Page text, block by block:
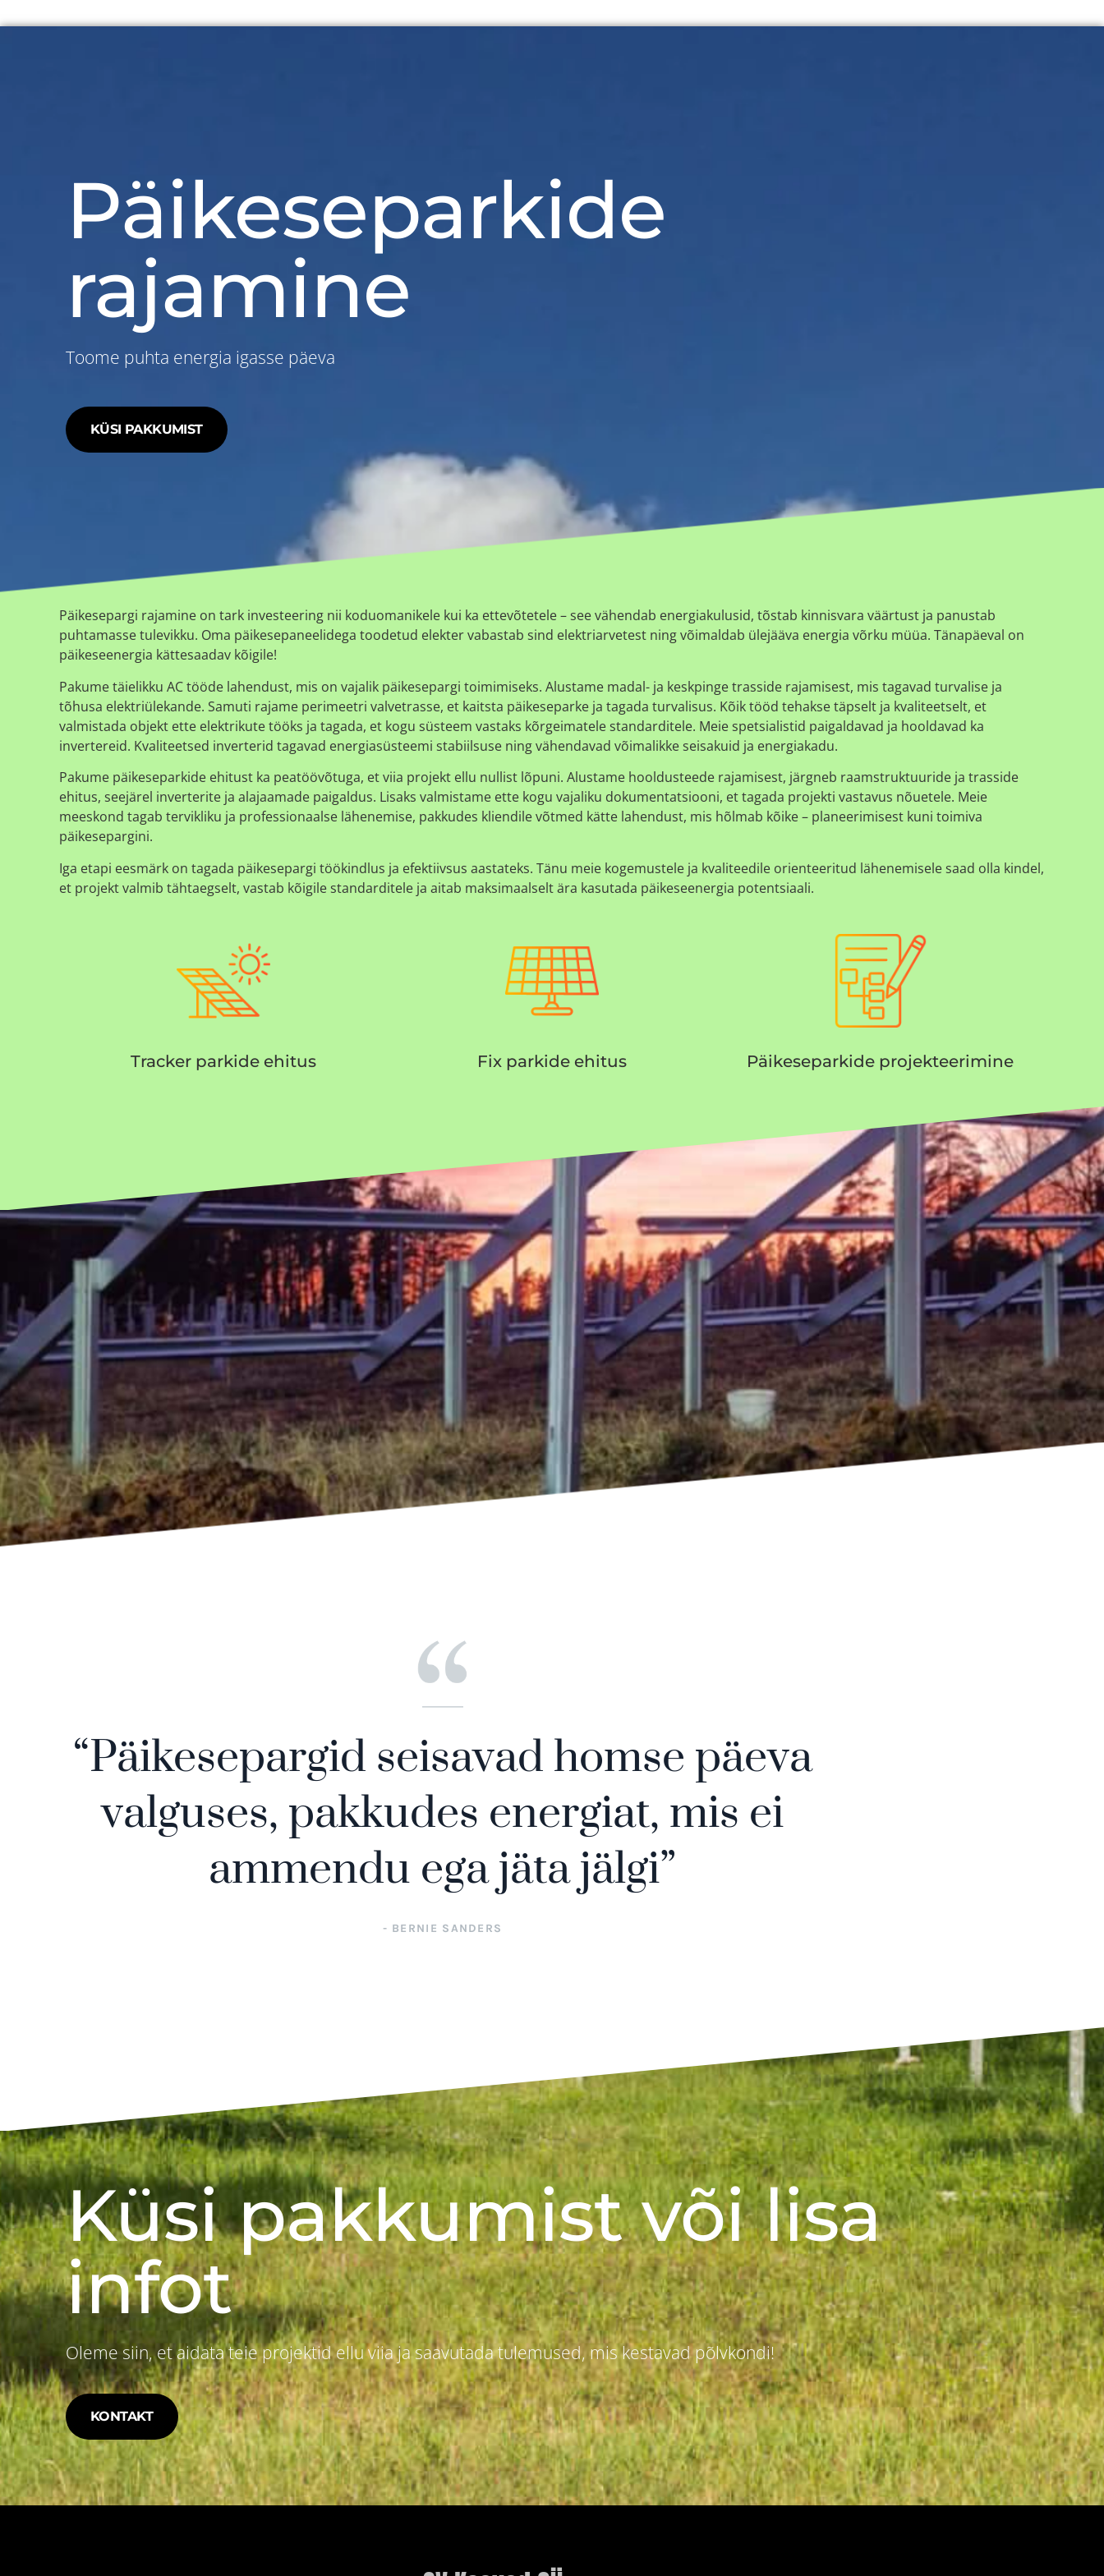
Päikeseparkide
rajamine
Toome puhta energia igasse päeva
KÜSI PAKKUMIST
Päikesepargi rajamine on tark investeering nii koduomanikele kui ka ettevõtetele – see vähendab energiakulusid, tõstab kinnisvara väärtust ja panustab
puhtamasse tulevikku. Oma päikesepaneelidega toodetud elekter vabastab sind elektriarvetest ning võimaldab ülejääva energia võrku müüa. Tänapäeval on
päikeseenergia kättesaadav kõigile!
Pakume täielikku AC tööde lahendust, mis on vajalik päikesepargi toimimiseks. Alustame madal- ja keskpinge trasside rajamisest, mis tagavad turvalise ja
tõhusa elektriülekande. Samuti rajame perimeetri valvetrasse, et kaitsta päikeseparke ja tagada turvalisus. Kõik tööd tehakse täpselt ja kvaliteetselt, et
valmistada objekt ette elektrikute tööks ja tagada, et kogu süsteem vastaks kõrgeimatele standarditele. Meie spetsialistid paigaldavad ja hooldavad ka
invertereid. Kvaliteetsed inverterid tagavad energiasüsteemi stabiilsuse ning vähendavad võimalikke seisakuid ja energiakadu.
Pakume päikeseparkide ehitust ka peatöövõtuga, et viia projekt ellu nullist lõpuni. Alustame hooldusteede rajamisest, järgneb raamstruktuuride ja trasside
ehitus, seejärel inverterite ja alajaamade paigaldus. Lisaks valmistame ette kogu vajaliku dokumentatsiooni, et tagada projekti vastavus nõuetele. Meie
meeskond tagab tervikliku ja professionaalse lähenemise, pakkudes kliendile võtmed kätte lahendust, mis hõlmab kõike – planeerimisest kuni toimiva
päikesepargini.
Iga etapi eesmärk on tagada päikesepargi töökindlus ja efektiivsus aastateks. Tänu meie kogemustele ja kvaliteedile orienteeritud lähenemisele saad olla kindel,
et projekt valmib tähtaegselt, vastab kõigile standarditele ja aitab maksimaalselt ära kasutada päikeseenergia potentsiaali.
Tracker parkide ehitus Fix parkide ehitus Päikeseparkide projekteerimine
“Päikesepargid seisavad homse päeva
valguses, pakkudes energiat, mis ei
ammendu ega jäta jälgi”
- BERNIE SANDERS
Küsi pakkumist või lisa
infot
Oleme siin, et aidata teie projektid ellu viia ja saavutada tulemused, mis kestavad põlvkondi!
KONTAKT